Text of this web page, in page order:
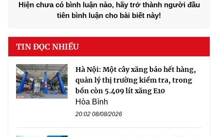
Hiện chưa có bình luận nào, hãy trở thành người đầu
tiên bình luận cho bài biết này!
TIN ĐỌC NHIỀU
Hà Nội: Một cây xăng báo hết hàng,
quản lý thị trường kiểm tra, trong
bồn còn 5.409 lít xăng E10
Hòa Bình
20:02 08/08/2026